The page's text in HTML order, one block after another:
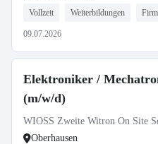
Vollzeit Weiterbildungen
09.07.2026
Elektroniker /
(m/w/d)
WIOSS Zweite Witron On Site
Oberhausen